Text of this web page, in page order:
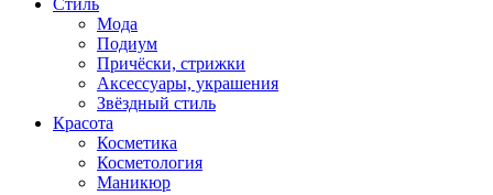
Стиль
Мода
Подиум
Причёски, стрижки
Аксессуары, украшения
Звёздный стиль
Красота
Косметика
Косметология
Маникюр